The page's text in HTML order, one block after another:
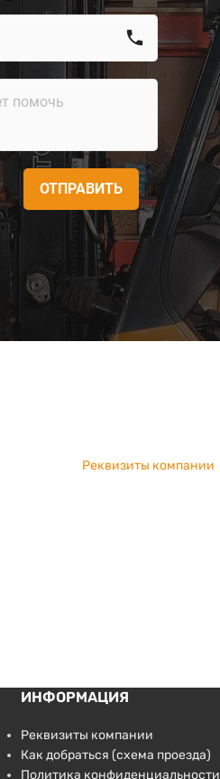
call
ОТПРАВИТЬ
Реквизиты компании
ИНФОРМАЦИЯ
Реквизиты компании
Как добраться (схема проезда)
Политика конфиденциальности